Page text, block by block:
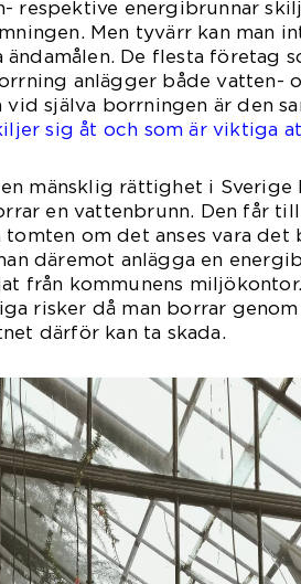
respektive energibrunnar
Men tyvärr kan man
De flesta företag
anlägger både vatten-
själva borrningen är den
sig åt och som är viktiga
mänsklig rättighet i Sverige
en vattenbrunn. Den får
om det anses vara det
däremot anlägga en
från kommunens
risker då man borrar
därför kan ta skada.